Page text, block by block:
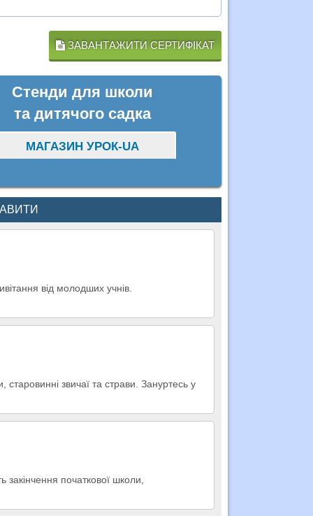
ЗАВАНТАЖИТИ СЕРТИФІКАТ
Стенди для школи
та дитячого садка
МАГАЗИН УРОК-UA
від молодших учнів.
старовинні звичаї та страви. Зануртесь у
початкової школи,